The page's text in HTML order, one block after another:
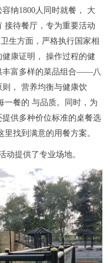
纳1800人同时就餐， 大
接待餐厅，专为重要活动
生方面，严格执行国家相
康证明， 操作过程的健
丰富多样的菜品组合——八
， 营养均衡与健康饮
一餐的 与品质。同时，为
供多种价位标准的桌餐选
找到满意的用餐方案。
动提供了专业场地。